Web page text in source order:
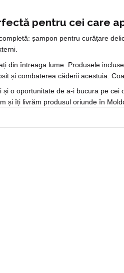
pentru cei care
șampon pentru curățare
din întreaga lume. Produsele
și combaterea căderii acestuia.
o oportunitate de a-i bucura pe
și îți livrăm produsul oriunde în